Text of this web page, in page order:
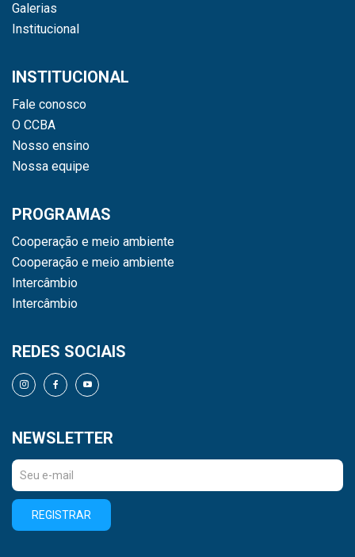
Galerias
Institucional
INSTITUCIONAL
Fale conosco
O CCBA
Nosso ensino
Nossa equipe
PROGRAMAS
Cooperação e meio ambiente
Cooperação e meio ambiente
Intercâmbio
Intercâmbio
REDES SOCIAIS
NEWSLETTER
REGISTRAR